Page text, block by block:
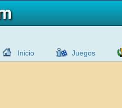
Inicio Juegos